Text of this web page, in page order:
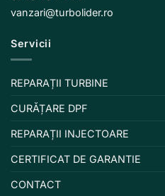
vanzari@turbolider.ro
Servicii
REPARAȚII TURBINE
CURĂȚARE DPF
REPARAȚII INJECTOARE
CERTIFICAT DE GARANTIE
CONTACT